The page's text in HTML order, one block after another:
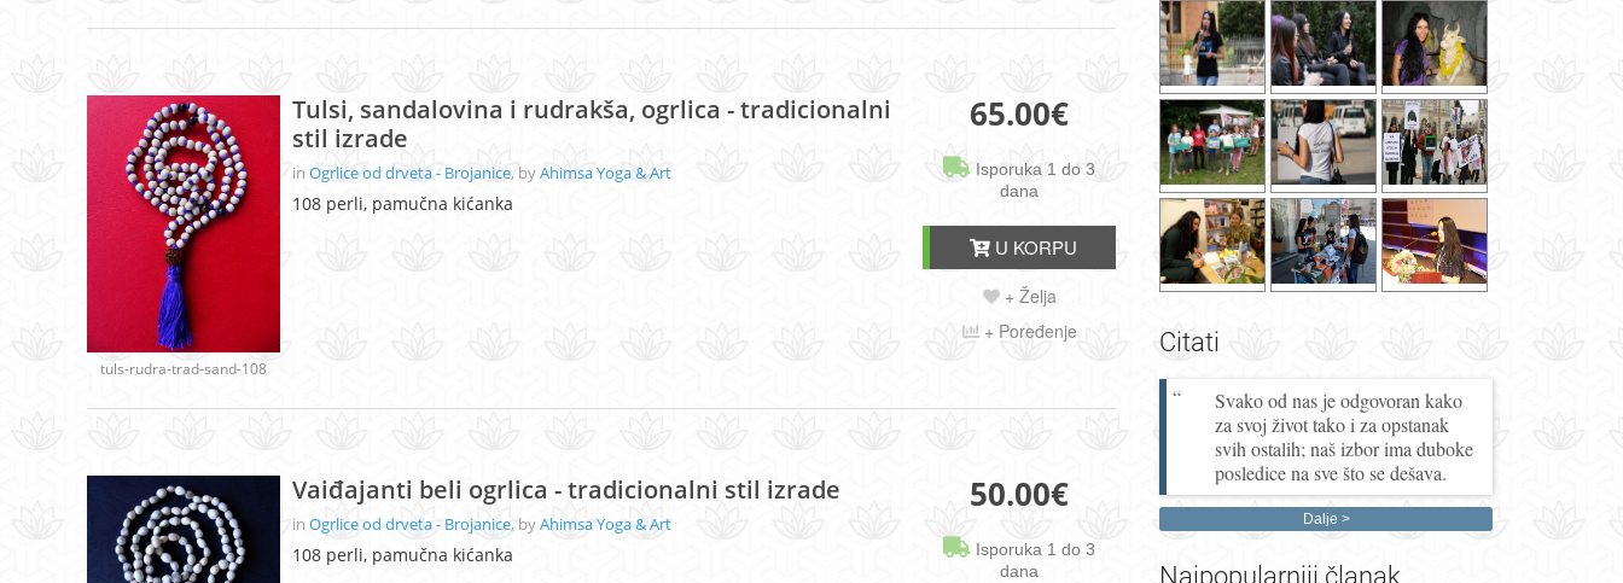
tuls-rudra-trad-sand-108
Tulsi, sandalovina i rudrakša, ogrlica - tradicionalni
stil izrade
in Ogrlice od drveta - Brojanice, byAhimsa Yoga & Art
108 perli, pamučna kićanka
65.00€
Isporuka 1 do 3
dana
U KORPU
+ Želja
+ Poređenje
Vaiđajanti beli ogrlica - tradicionalni stil izrade
in Ogrlice od drveta - Brojanice, byAhimsa Yoga & Art
108 perli, pamučna kićanka
50.00€
Isporuka 1 do 3
dana
Citati
Svako od nas je odgovoran kako
za svoj život tako i za opstanak
svih ostalih; naš izbor ima duboke
posledice na sve što se dešava.
Dalje
Najpopularniji članak